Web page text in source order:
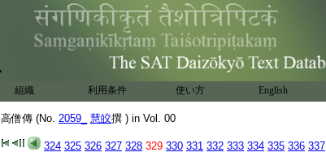
組織 利用条件 使い方 English
高僧傳 (No. 2059_ 慧皎撰 ) in Vol. 00
324 325 326 327 328 329 330 331 332 333 334 335 336 337
T2059_.50.0328c19:歸命釋迦文。今來投大道。後遁迹商洛山。
T2059_.50.0328c20: 專精經律。晋雍州刺史郄恢。欽其風尚逼
T2059_.50.0328c21:共同遊。終於襄陽。春秋六十餘矣
T2059_.50.0328c22:
僧伽提婆此言衆天。或云提和。音訛故也。
本姓瞿曇氏。罽賓人。入道修學遠求明師。學
T2059_.50.0328c24:通三藏尤善阿毘曇心。洞其纖旨。常誦三
T2059_.50.0328c25:法度論晝夜嗟味。以爲入道之府也。爲人
T2059_.50.0328c26:俊朗有深鑒。而儀止温恭。務在誨人。恂恂
T2059_.50.0328c27:不怠。符氏建元中來入長安。宣流法化。初
T2059_.50.0328c28: 僧伽跋澄出婆須蜜及曇摩難提所出二阿